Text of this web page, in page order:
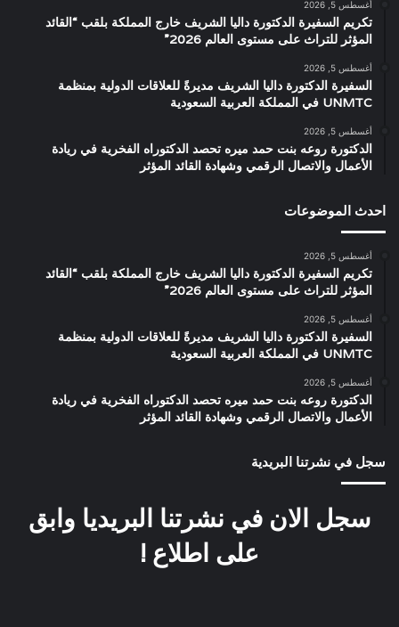
أغسطس 5, 2026
تكريم السفيرة الدكتورة داليا الشريف خارج المملكة بلقب “القائد
المؤثر للتراث على مستوى العالم 2026”
أغسطس 5, 2026
السفيرة الدكتورة داليا الشريف مديرةً للعلاقات الدولية بمنظمة
UNMTC في المملكة العربية السعودية
أغسطس 5, 2026
الدكتورة روعه بنت حمد ميره تحصد الدكتوراه الفخرية في ريادة
الأعمال والاتصال الرقمي وشهادة القائد المؤثر
احدث الموضوعات
أغسطس 5, 2026
تكريم السفيرة الدكتورة داليا الشريف خارج المملكة بلقب “القائد
المؤثر للتراث على مستوى العالم 2026”
أغسطس 5, 2026
السفيرة الدكتورة داليا الشريف مديرةً للعلاقات الدولية بمنظمة
UNMTC في المملكة العربية السعودية
أغسطس 5, 2026
الدكتورة روعه بنت حمد ميره تحصد الدكتوراه الفخرية في ريادة
الأعمال والاتصال الرقمي وشهادة القائد المؤثر
سجل في نشرتنا البريدية
سجل الان في نشرتنا البريديا وابق
على اطلاع !